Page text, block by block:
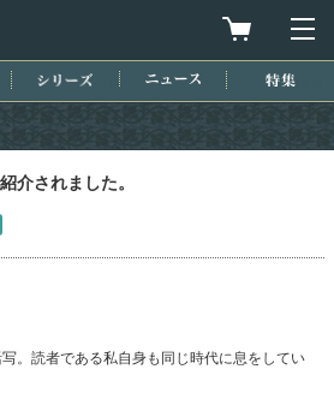
買物カゴを
刊情報 シリーズ ニュース
介されました。
。読者である私自身も同じ時代に息をしてい